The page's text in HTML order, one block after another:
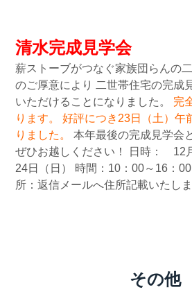
清水完成見学会
薪ストーブがつなぐ家族団らんの
のご厚意により 二世帯住宅の完成
いただけることになりました。 完
ります。
好評につき23日（土）午
りました。
本年最後の完成見学会
ぜひお越しください！ 日時： 12
24日（日） 時間：10：00～16：
所：返信メールへ住所記載いたしま
その他